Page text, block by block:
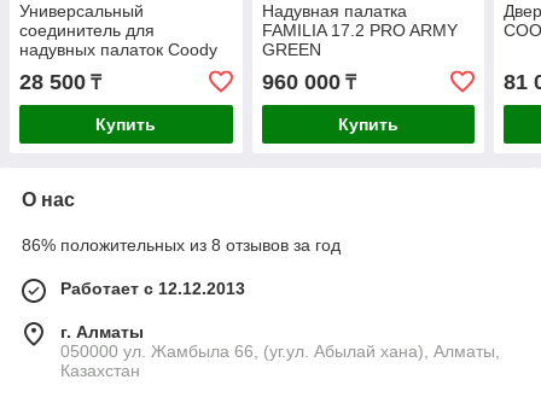
Универсальный
соединитель для
надувных палаток Coody
DOME AURORA+
28 500 ₸
Купить
Надувная палатка
FAMILIA 17.2 PRO ARMY
GREEN
960 000₸
Купить
81
О нас
86% положительных из 8 отзывов за год
Работает с 12.12.2013
г. Алматы
050000 ул. Жамбыла 66, (уг.ул. Абылай хана), Алматы,
Казахстан